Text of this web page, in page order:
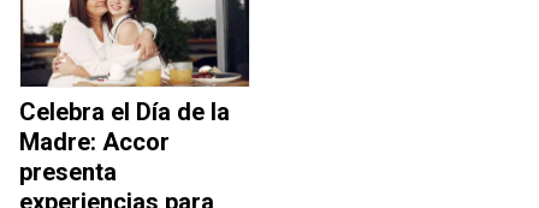
Celebra el Día de la
Madre: Accor
presenta
experiencias para